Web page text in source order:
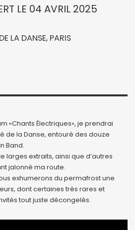
LE 04 AVRIL 2025
LA DANSE, PARIS
«Chants Électriques», je prendrai
de la Danse, entouré des douze
Band.
larges extraits, ainsi que d’autres
jalonné ma route.
exhumerons du permafrost une
dont certaines très rares et
tout juste décongelés.